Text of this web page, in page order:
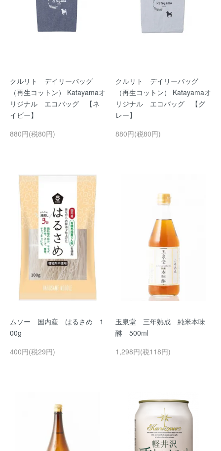
クルリト デイリーバッグ
（再生コットン） Katayamaオ
リジナル エコバッグ 【ネ
イビー】
880円(税80円)
クルリト デイリーバッグ
（再生コットン） Katayamaオ
リジナル エコバッグ 【グ
レー】
880円(税80円)
ムソー 国内産 はるさめ 1
00g
400円(税29円)
玉泉堂 三年熟成 純米本味
醂 500ml
1,298円(税118円)